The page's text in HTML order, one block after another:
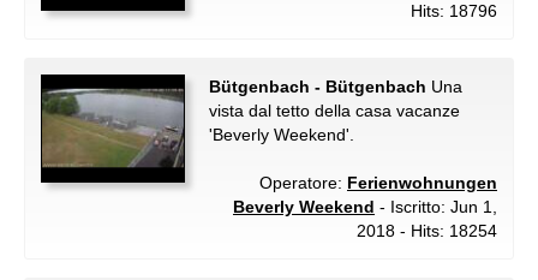
Hits: 18796
Bütgenbach - Bütgenbach Una
vista dal tetto della casa vacanze
'Beverly Weekend'.
Operatore: Ferienwohnungen
Beverly Weekend - Iscritto: Jun 1,
2018 - Hits: 18254